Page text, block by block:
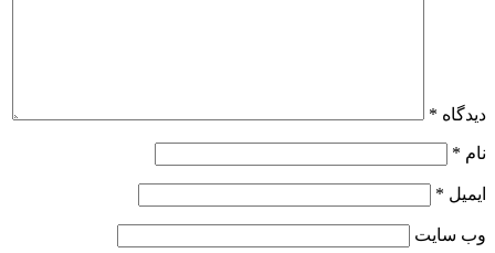
دیدگاه *
نام *
ایمیل *
وب‌ سایت